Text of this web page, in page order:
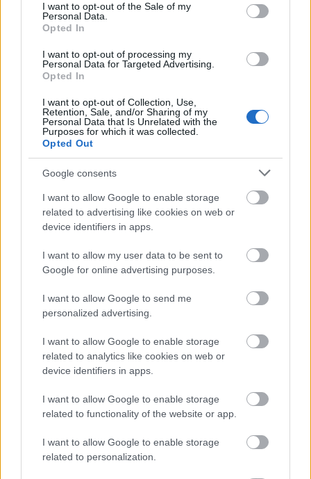
I want to opt-out of the Sale of my
Personal Data.
Opted In
I want to opt-out of processing my
Personal Data for Targeted Advertising.
Opted In
I want to opt-out of Collection, Use,
Retention, Sale, and/or Sharing of my
Personal Data that Is Unrelated with the
Purposes for which it was collected.
Opted Out
Google consents
I want to allow Google to enable storage
related to advertising like cookies on web or
device identifiers in apps.
I want to allow my user data to be sent to
Google for online advertising purposes.
I want to allow Google to send me
personalized advertising.
I want to allow Google to enable storage
related to analytics like cookies on web or
device identifiers in apps.
I want to allow Google to enable storage
related to functionality of the website or app.
I want to allow Google to enable storage
related to personalization.
2015. szeptember 29.
5 éves a Firefox és VLC mellett legnépszerűbb
szabad szoftver, a LibreOffice! A népszerű szoftver
teljes mértékben az ISO szabványokra épül, jól kezeli
fut a laptopokon és hamarosan a kisebb gépekre is
elérhető lesz. A Document…
Lessig az USA elnöki címéért
2015. szeptember 10.
kifejti nézeteit az USA elnökválasztásán, írta meg a
világsajtó, ezen belül a 20min AG lapjai, többek közt